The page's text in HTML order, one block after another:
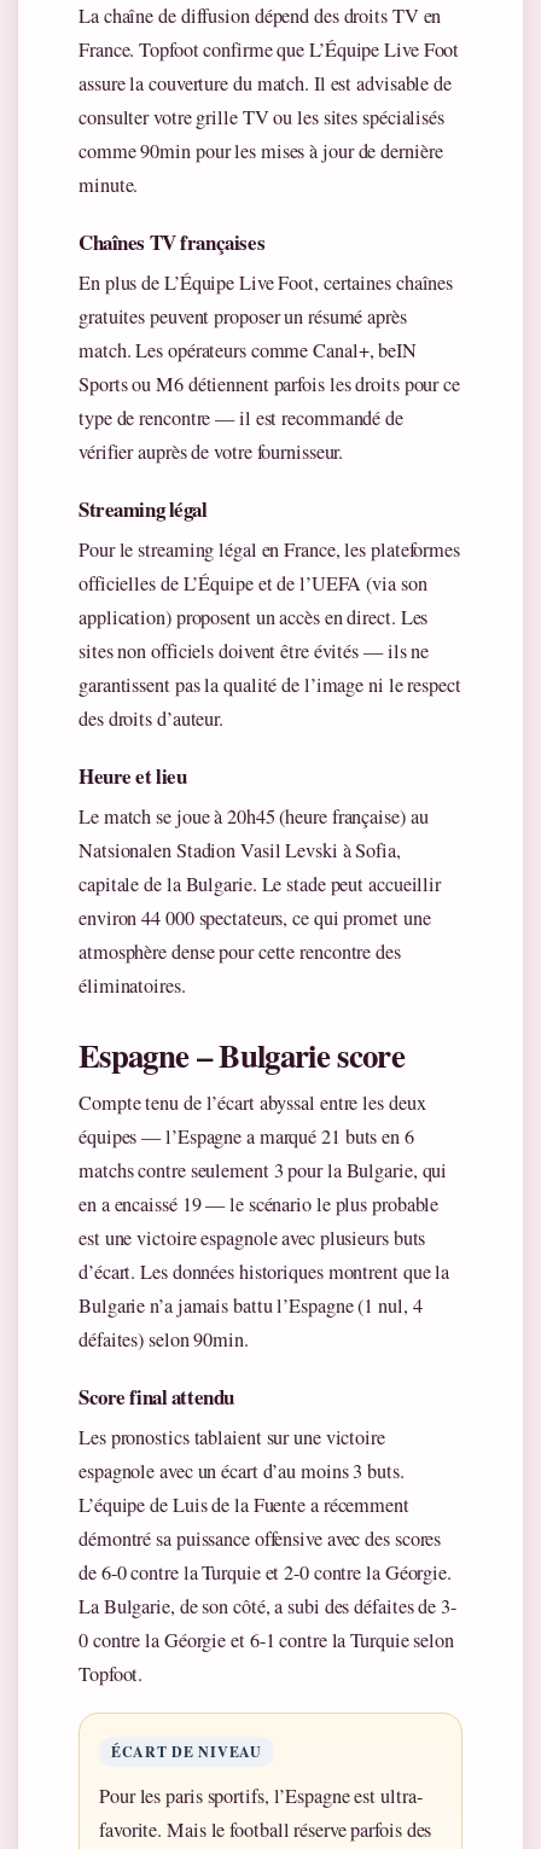
La chaîne de diffusion dépend des droits TV en
France. Topfoot confirme que L’Équipe Live Foot
assure la couverture du match. Il est advisable de
consulter votre grille TV ou les sites spécialisés
comme 90min pour les mises à jour de dernière
minute.
Chaînes TV françaises
En plus de L’Équipe Live Foot, certaines chaînes
gratuites peuvent proposer un résumé après
match. Les opérateurs comme Canal+, beIN
Sports ou M6 détiennent parfois les droits pour ce
type de rencontre — il est recommandé de
vérifier auprès de votre fournisseur.
Streaming légal
Pour le streaming légal en France, les plateformes
officielles de L’Équipe et de l’UEFA (via son
application) proposent un accès en direct. Les
sites non officiels doivent être évités — ils ne
garantissent pas la qualité de l’image ni le respect
des droits d’auteur.
Heure et lieu
Le match se joue à 20h45 (heure française) au
Natsionalen Stadion Vasil Levski à Sofia,
capitale de la Bulgarie. Le stade peut accueillir
environ 44 000 spectateurs, ce qui promet une
atmosphère dense pour cette rencontre des
éliminatoires.
Espagne – Bulgarie score
Compte tenu de l’écart abyssal entre les deux
équipes — l’Espagne a marqué 21 buts en 6
matchs contre seulement 3 pour la Bulgarie, qui
en a encaissé 19 — le scénario le plus probable
est une victoire espagnole avec plusieurs buts
d’écart. Les données historiques montrent que la
Bulgarie n’a jamais battu l’Espagne (1 nul, 4
défaites) selon 90min.
Score final attendu
Les pronostics tablaient sur une victoire
espagnole avec un écart d’au moins 3 buts.
L’équipe de Luis de la Fuente a récemment
démontré sa puissance offensive avec des scores
de 6-0 contre la Turquie et 2-0 contre la Géorgie.
La Bulgarie, de son côté, a subi des défaites de 3-
0 contre la Géorgie et 6-1 contre la Turquie selon
Topfoot.
ÉCART DE NIVEAU
Pour les paris sportifs, l’Espagne est ultra-
favorite. Mais le football réserve parfois des